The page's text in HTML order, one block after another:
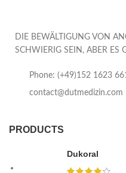
DIE BEWÄLTIGUNG VON
SCHWIERIG SEIN, ABER ES
Phone: (+49)152 1623
contact@dutmedizin.com
PRODUCTS
Dukoral